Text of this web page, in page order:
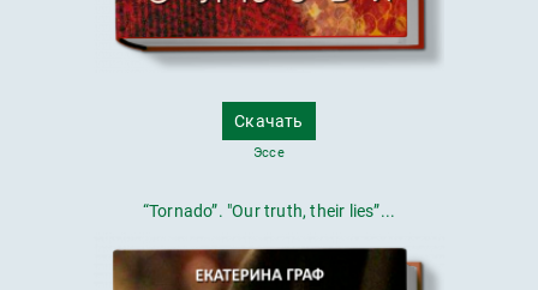
Скачать
Эссе
“Tornado”. "Our truth, their lies”...